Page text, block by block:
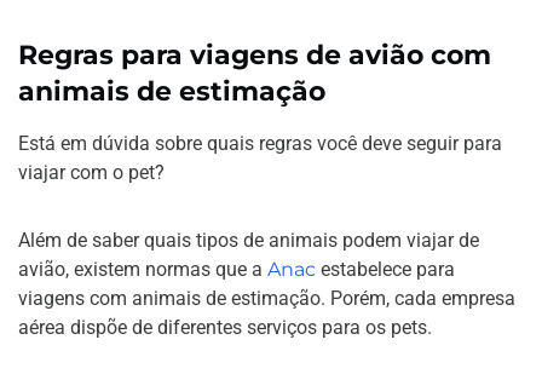
Regras para viagens de avião com
animais de estimação
Está em dúvida sobre quais regras você deve seguir para
viajar com o pet?
Além de saber quais tipos de animais podem viajar de
avião, existem normas que a Anac estabelece para
viagens com animais de estimação. Porém, cada empresa
aérea dispõe de diferentes serviços para os pets.